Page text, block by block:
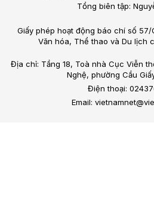
Tổng biên tập:
Giấy phép hoạt động báo chí số 57/
Văn hóa, Thể thao và Du lịch
Địa chỉ: Tầng 18, Toà nhà Cục Viễn
Nghệ, phường Cầu
Điện thoại:
Email: